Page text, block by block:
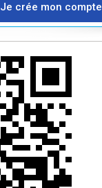
Je crée mon compte